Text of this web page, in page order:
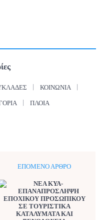
ΚΟΙΝΩΝΊΑ
ΠΛΟΊΑ
ΕΠΌΜΕΝΟ ΆΡΘΡΟ